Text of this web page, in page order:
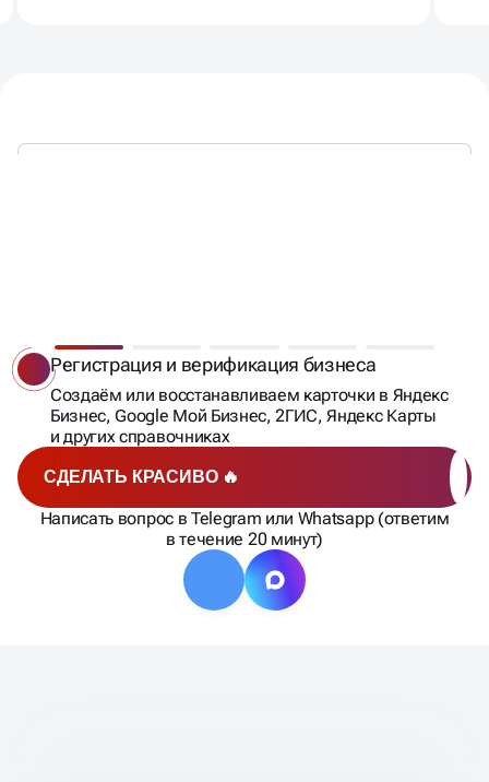
ВИДИМОСТИ
СДЕЛАТЬ КРАСИВО 🔥
Написать вопрос в Telegram или Whatsapp (ответим
в течение 20 минут)
Регистрация и верификация бизнеса
Создаём или восстанавливаем карточки в Яндекс
Бизнес, Google Мой Бизнес, 2ГИС, Яндекс Карты
и других справочниках